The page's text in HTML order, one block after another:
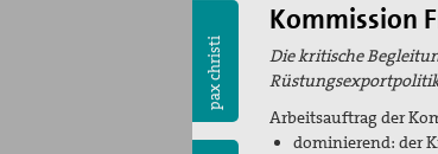
pax christi
Kommission
Die kritische
Arbeitsauftrag der
dominierend: der